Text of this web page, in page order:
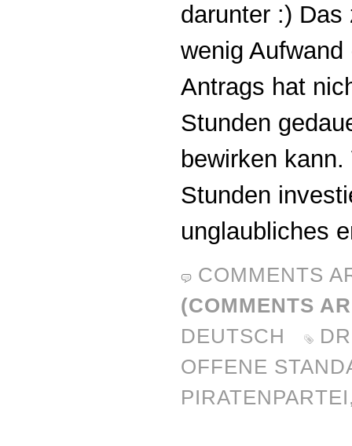
darunter :)
wenig
Antrags hat
Stunden
bewirken
Stunden
unglaubliches
COMMENTS
(COMMENTS
DEUTSCH
OFFENE
PIRATENPARTEI